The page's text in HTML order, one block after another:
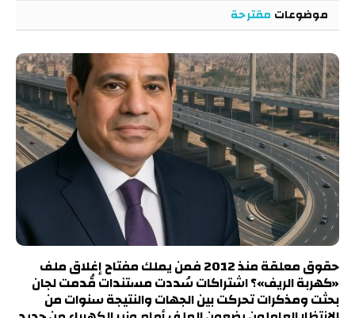
موضوعات مقترحة
حقوق معلقة منذ 2012 فمن يملك مفتاح إغلاق ملف
«كهربة الريف»؟ اشتراكات سُددت مستندات قُدمت لجان
بحثت ومذكرات تحركت بين الجهات والنتيجة سنوات من